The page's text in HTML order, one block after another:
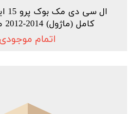
کامل (ماژول) 2014-2012 مدل A1398
اتمام موجودی